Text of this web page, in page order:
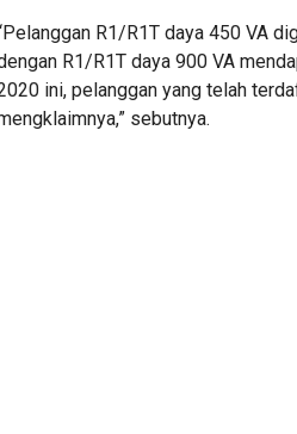
R1/R1T daya 450 VA
R1/R1T daya 900 VA
ini, pelanggan yang telah
sebutnya.